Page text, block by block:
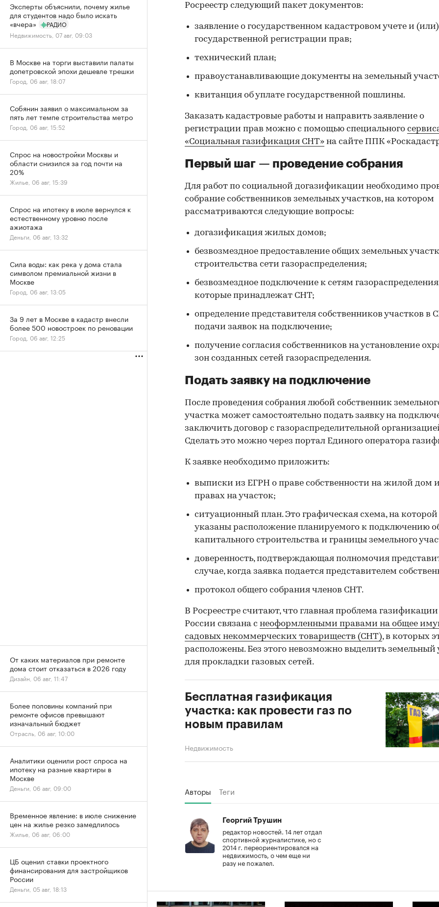
00:00 / 00:00
Росреестр следующий пакет документов:
заявление о государственном кадастровом учете и (или)
государственной регистрации прав;
технический план;
правоустанавливающие документы на земельный
квитанция об уплате государственной пошлины.
Заказать кадастровые работы и направить заявление о
регистрации прав можно с помощью специального
«Социальная газификация СНТ» на сайте ППК
Первый шаг — проведение собрания
Для работ по социальной догазификации необходимо
собрание собственников земельных участков, на котором
рассматриваются следующие вопросы:
догазификация жилых домов;
безвозмездное предоставление общих земельных
строительства сети газораспределения;
безвозмездное подключение к сетям
которые принадлежат СНТ;
определение представителя собственников участков в
подачи заявок на подключение;
получение согласия собственников на установление
зон созданных сетей газораспределения.
Подать заявку на подключение
После проведения собрания любой собственник
участка может самостоятельно подать заявку на
заключить договор с газораспределительной
Сделать это можно через портал Единого оператора
К заявке необходимо приложить:
выписки из ЕГРН о праве собственности на жилой дом
правах на участок;
ситуационный план. Это графическая схема, на которой
указаны расположение планируемого к подключению
капитального строительства и границы земельного
доверенность, подтверждающая полномочия
случае, когда заявка подается представителем
протокол общего собрания членов СНТ.
В Росреестре считают, что главная проблема газификации
России связана с неоформленными правами на общее
садовых некоммерческих товариществ (СНТ), в которых
расположены. Без этого невозможно выделить земельный
для прокладки газовых сетей.
Бесплатная газификация
участка: как провести газ по
новым правилам
Недвижимость
Авторы Теги
Георгий Трушин
редактор новостей. 14 лет отдал
спортивной журналистике, но с
2014 г. переориентировался на
недвижимость, о чем еще ни
разу не пожалел.
Эксперты объяснили, почему жилье
для студентов надо было искать
«вчера»
РАДИО
Недвижимость, 07 авг, 09:03
В Москве на торги выставили палаты
допетровской эпохи дешевле трешки
Город, 06 авг, 18:07
Собянин заявил о максимальном за
пять лет темпе строительства метро
Город, 06 авг, 15:52
Спрос на новостройки Москвы и
области снизился за год почти на
20%
Жилье, 06 авг, 15:39
Спрос на ипотеку в июле вернулся к
естественному уровню после
ажиотажа
Деньги, 06 авг, 13:32
Сила воды: как река у дома стала
символом премиальной жизни в
Москве
Город, 06 авг, 13:05
За 9 лет в Москве в кадастр внесли
более 500 новостроек по реновации
Город, 06 авг, 12:25
От каких материалов при ремонте
дома стоит отказаться в 2026 году
Дизайн, 06 авг, 11:47
Более половины компаний при
ремонте офисов превышают
изначальный бюджет
Отрасль, 06 авг, 10:00
Аналитики оценили рост спроса на
ипотеку на разные квартиры в
Москве
Деньги, 06 авг, 09:00
Временное явление: в июле снижение
цен на жилье резко замедлилось
Жилье, 06 авг, 06:00
ЦБ оценил ставки проектного
финансирования для застройщиков
России
Деньги, 05 авг, 18:13